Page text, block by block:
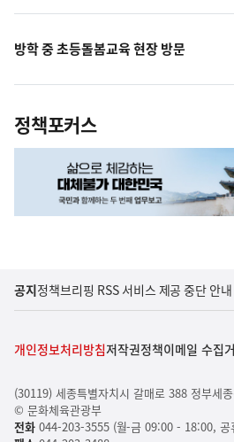
방학 중 초등돌봄교육 현장 방문
정책포커스
공지정책브리핑 RSS 서비스 제공 중단 안내
개인정보처리방침저작권정책이메일 수집
(30119) 세종특별자치시 갈매로 388 정부세
© 문화체육관광부
전화044-203-3555 (월-금 09:00 - 18:00, 공